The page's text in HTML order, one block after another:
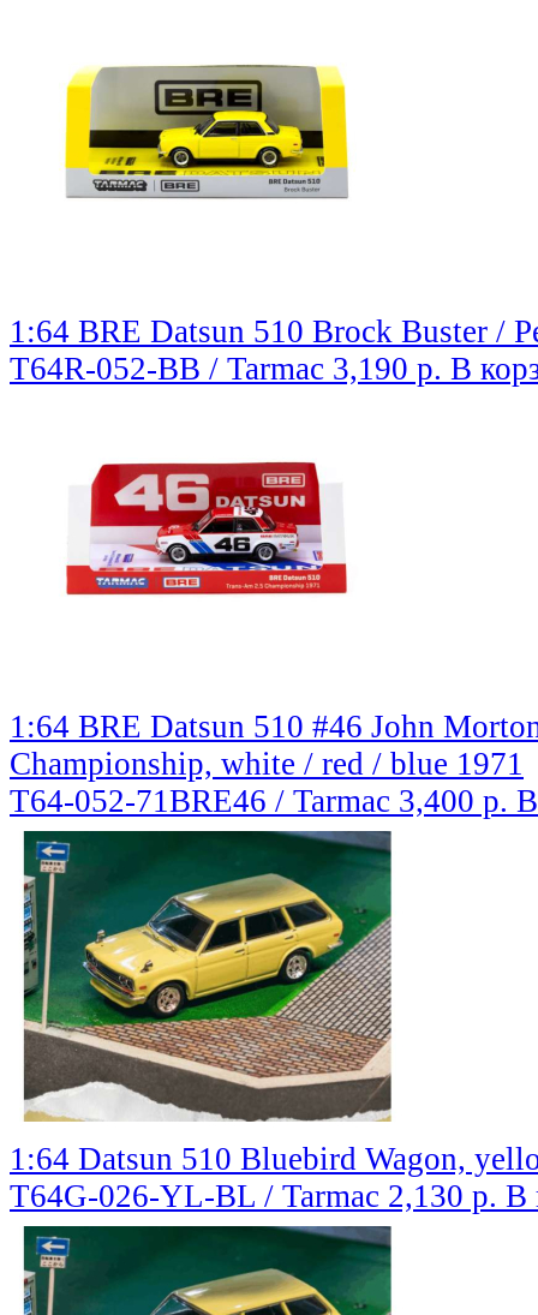
1:64 BRE Datsun 510 Brock Buster /
T64R-052-BB / Tarmac 3,190 р. В
1:64 BRE Datsun 510 #46 John
Championship, white / red / blue 1971
T64-052-71BRE46 / Tarmac 3,400 р.
1:64 Datsun 510 Bluebird Wagon,
T64G-026-YL-BL / Tarmac 2,130 р. В